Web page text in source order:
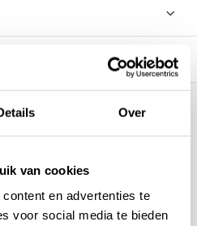
Over
van cookies
en advertenties te
voor social media te bieden